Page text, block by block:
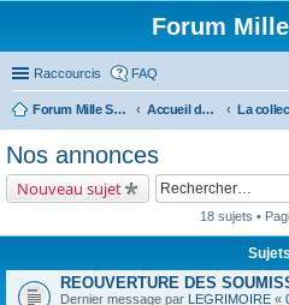
Forum
Raccourcis FAQ
Forum Mille Saisons Accueil du forum
Nos annonces
Nouveau sujet
18 sujets •
Sujets
REOUVERTURE DES
Dernier message par LEGRIMOIRE «